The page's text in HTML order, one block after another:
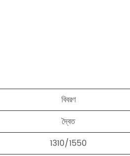
বিবরণ
দ্বৈত
1310/1550